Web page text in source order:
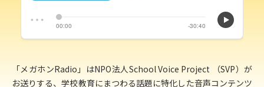
「メガホンRadio」はNPO法人School Voice Project （SVP）が
お送りする、学校教育にまつわる話題に特化した音声コンテンツ